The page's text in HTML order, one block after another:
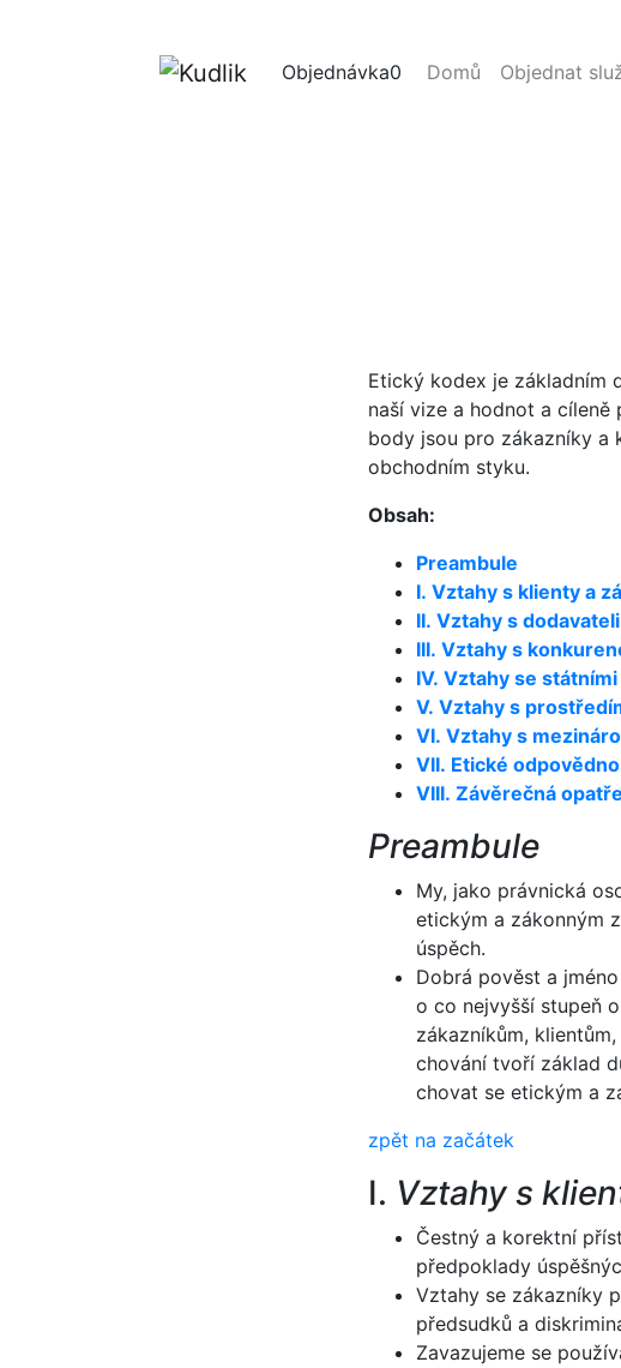
Objednávka0 Domů Objednat
Etický kodex je základním
naší vize a hodnot a
body jsou pro zákazníky a
obchodním styku.
Obsah:
Preambule
I. Vztahy s klienty a
II. Vztahy s
III. Vztahy s
IV. Vztahy se
V. Vztahy s
VI. Vztahy s
VII. Etické
VIII. Závěrečná
Preambule
My, jako právnická
etickým a zákonným
úspěch.
Dobrá pověst a
o co nejvyšší stupeň
zákazníkům,
chování tvoří základ
chovat se etickým a
zpět na začátek
I. Vztahy s
Čestný a korektní
předpoklady
Vztahy se zákazníky
předsudků a
Zavazujeme se